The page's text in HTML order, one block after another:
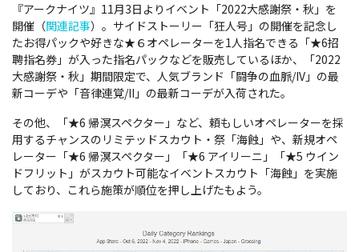
『アークナイツ』11月3日よりイベント「2022大感謝祭・秋」を
開催（関連記事）。サイドストーリー「狂人号」の開催を記念し
たお得パックや好きな★６オペレーターを1人指名できる「★6招
聘指名券」が入った指名パックなどを販売しているほか、「2022
大感謝祭・秋」期間限定で、人気ブランド「闘争の血脈/IV」の最
新コーデや「音律連覚/II」の最新コーデが入荷された。
その他、「★6 帰溟スペクター」など、頼もしいオペレーターを採
用するチャンスのリミテッドスカウト・祭「海蝕」や、新規オペ
レーター「★6 帰溟スペクター」「★6 アイリーニ」「★5 ウイン
ドフリット」がスカウト可能なイベントスカウト「海蝕」を実施
しており、これら施策が順位を押し上げたもよう。